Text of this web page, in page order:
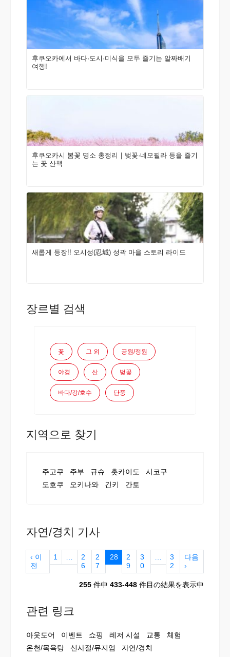
후쿠오카에서 바다·도시·미식을 모두 즐기는 알짜배기
여행!
후쿠오카시 봄꽃 명소 총정리｜벚꽃·네모필라 등을 즐기
는 꽃 산책
새롭게 등장!! 오시성(忍城) 성곽 마을 스토리 라이드
장르별 검색
꽃 그 외 공원/정원
야경 산 벚꽃
바다/강/호수 단풍
지역으로 찾기
주고쿠 주부 규슈 홋카이도
시코구
도호쿠
오키나와 긴키 간토
자연/경치 기사
‹ 이
전
1
2
6
2
7
28
2
9
3
0
3
2
다음
›
255 件中 433-448 件目の結果を表示中
관련 링크
아웃도어 이벤트 쇼핑 레저 시설 교통
체험
온천/목욕탕
신사절/뮤지엄 자연/경치